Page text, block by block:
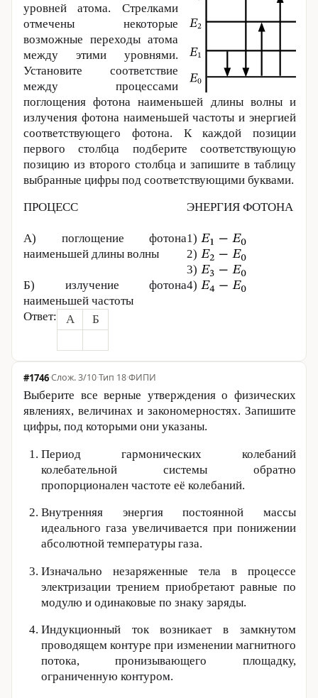
уровней атома. Стрелками
отмечены некоторые
возможные переходы атома
между этими уровнями.
Установите соответствие
между процессами
поглощения фотона наименьшей длины волны и
излучения фотона наименьшей частоты и энергией
соответствующего фотона. К каждой позиции
первого столбца подберите соответствующую
позицию из второго столбца и запишите в таблицу
выбранные цифры под соответствующими буквами.
ПРОЦЕСС
А) поглощение фотона
наименьшей длины волны
Б) излучение фотона
наименьшей частоты
ЭНЕРГИЯ ФОТОНА
1)
2)
3)
4)
Ответ: А Б
#1746· 3/10·Тип 18·ФИПИ
Выберите все верные утверждения о физических
явлениях, величинах и закономерностях. Запишите
цифры, под которыми они указаны.
Период гармонических колебаний
колебательной системы обратно
пропорционален частоте её колебаний.
Внутренняя энергия постоянной массы
идеального газа увеличивается при понижении
абсолютной температуры газа.
Изначально незаряженные тела в процессе
электризации трением приобретают равные по
модулю и одинаковые по знаку заряды.
Индукционный ток возникает в замкнутом
проводящем контуре при изменении магнитного
потока, пронизывающего площадку,
ограниченную контуром.